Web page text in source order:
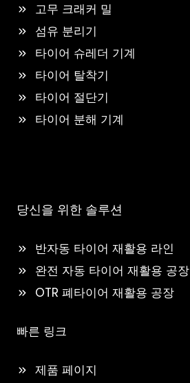
고무 크래커 밀
섬유 분리기
타이어 슈레더 기계
타이어 탈착기
타이어 절단기
타이어 분해 기계
당신을 위한 솔루션
반자동 타이어 재활용 라인
완전 자동 타이어 재활용 공장
OTR 폐타이어 재활용 공장
빠른 링크
제품 페이지